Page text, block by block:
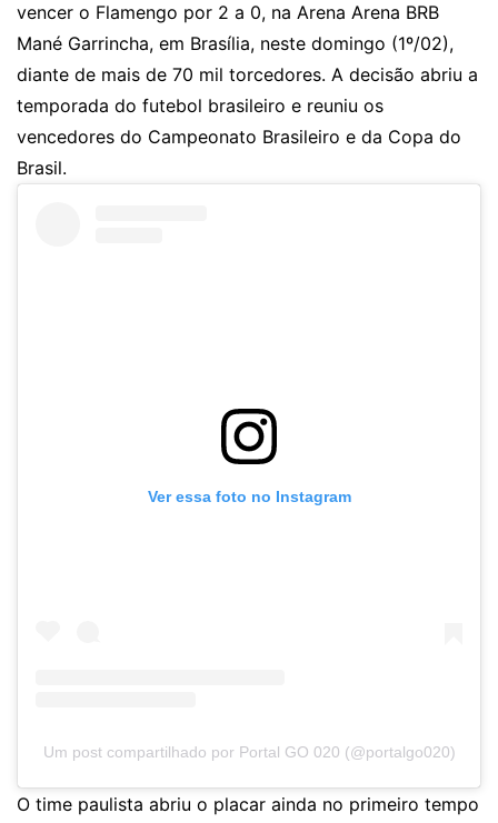
vencer o Flamengo por 2 a 0, na Arena Arena BRB
Mané Garrincha, em Brasília, neste domingo (1º/02),
diante de mais de 70 mil torcedores. A decisão abriu a
temporada do futebol brasileiro e reuniu os
vencedores do Campeonato Brasileiro e da Copa do
Brasil.
Ver essa foto no Instagram
Um post compartilhado por Portal GO 020 (@portalgo020)
O time paulista abriu o placar ainda no primeiro tempo